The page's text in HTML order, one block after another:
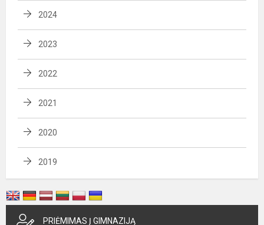
2024
2023
2022
2021
2020
2019
PRIĖMIMAS Į GIMNAZIJĄ